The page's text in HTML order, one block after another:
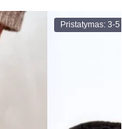
Pristatymas: 3-